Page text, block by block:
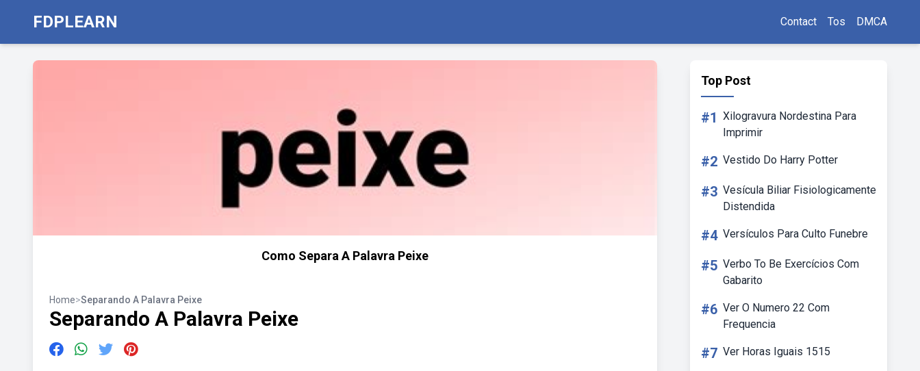
FDPLEARN Contact Tos DMCA
Como Separa A Palavra Peixe
Home>Separando A Palavra Peixe
Separando A Palavra Peixe
Top Post
#1 Xilogravura Nordestina Para
Imprimir
#2 Vestido Do Harry Potter
#3 Vesícula Biliar Fisiologicamente
Distendida
#4 Versículos Para Culto Funebre
#5 Verbo To Be Exercícios Com
Gabarito
#6 Ver O Numero 22 Com
Frequencia
#7 Ver Horas Iguais 1515